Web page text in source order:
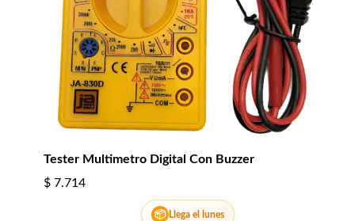
Tester Multimetro Digital Con Buzzer
$ 7.714
📦 Llega el lunes